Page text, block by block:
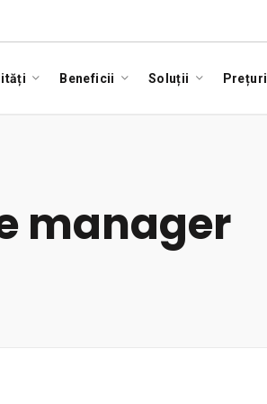
Beneficii Soluții Prețuri
manager